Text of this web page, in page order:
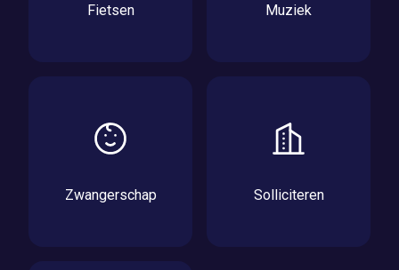
Fietsen Muziek
Zwangerschap Solliciteren